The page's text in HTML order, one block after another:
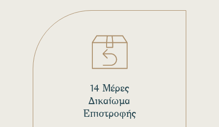
14 Μέρες
Δικαίωμα
Επιστροφής